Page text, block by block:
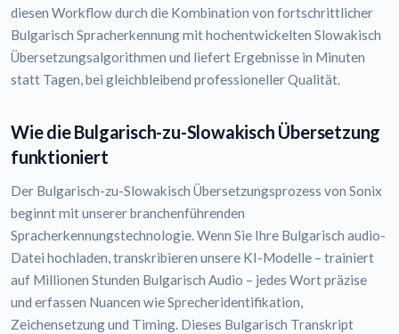
diesen Workflow durch die Kombination von fortschrittlicher
Bulgarisch Spracherkennung mit hochentwickelten Slowakisch
Übersetzungsalgorithmen und liefert Ergebnisse in Minuten
statt Tagen, bei gleichbleibend professioneller Qualität.
Wie die Bulgarisch-zu-Slowakisch Übersetzung
funktioniert
Der Bulgarisch-zu-Slowakisch Übersetzungsprozess von Sonix
beginnt mit unserer branchenführenden
Spracherkennungstechnologie. Wenn Sie Ihre Bulgarisch audio-
Datei hochladen, transkribieren unsere KI-Modelle – trainiert
auf Millionen Stunden Bulgarisch Audio – jedes Wort präzise
und erfassen Nuancen wie Sprecheridentifikation,
Zeichensetzung und Timing. Dieses Bulgarisch Transkript